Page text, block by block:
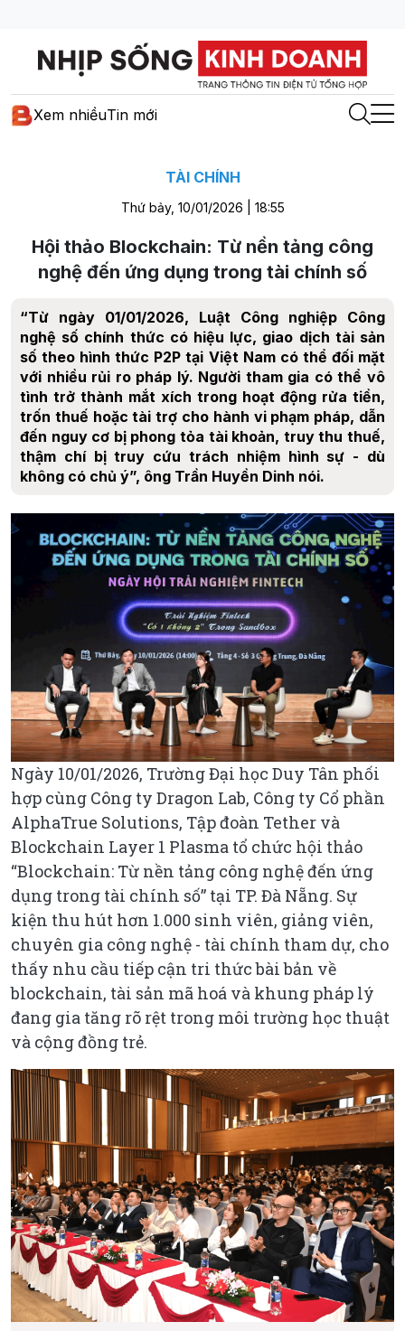
Xem nhiềuTin mới
TÀI CHÍNH
Thứ bảy, 10/01/2026 | 18:55
Hội thảo Blockchain: Từ nền tảng công
nghệ đến ứng dụng trong tài chính số
“Từ ngày 01/01/2026, Luật Công nghiệp Công
nghệ số chính thức có hiệu lực, giao dịch tài sản
số theo hình thức P2P tại Việt Nam có thể đối mặt
với nhiều rủi ro pháp lý. Người tham gia có thể vô
tình trở thành mắt xích trong hoạt động rửa tiền,
trốn thuế hoặc tài trợ cho hành vi phạm pháp, dẫn
đến nguy cơ bị phong tỏa tài khoản, truy thu thuế,
thậm chí bị truy cứu trách nhiệm hình sự - dù
không có chủ ý”, ông Trần Huyền Dinh nói.
Ngày 10/01/2026, Trường Đại học Duy Tân phối
hợp cùng Công ty Dragon Lab, Công ty Cổ phần
AlphaTrue Solutions, Tập đoàn Tether và
Blockchain Layer 1 Plasma tổ chức hội thảo
“Blockchain: Từ nền tảng công nghệ đến ứng
dụng trong tài chính số” tại TP. Đà Nẵng. Sự
kiện thu hút hơn 1.000 sinh viên, giảng viên,
chuyên gia công nghệ - tài chính tham dự, cho
thấy nhu cầu tiếp cận tri thức bài bản về
blockchain, tài sản mã hoá và khung pháp lý
đang gia tăng rõ rệt trong môi trường học thuật
và cộng đồng trẻ.